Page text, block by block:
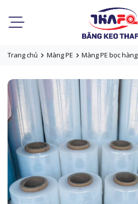
Trang chủ Màng PE Màng PE bọc hàng